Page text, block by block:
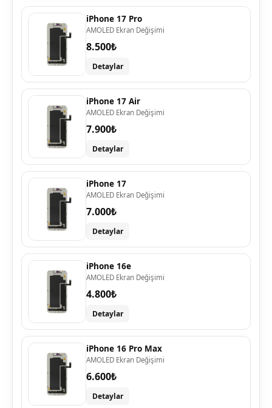
iPhone 17 Pro
AMOLED Ekran Değişimi
8.500₺
Detaylar
iPhone 17 Air
AMOLED Ekran Değişimi
7.900₺
Detaylar
iPhone 17
AMOLED Ekran Değişimi
7.000₺
Detaylar
iPhone 16e
AMOLED Ekran Değişimi
4.800₺
Detaylar
iPhone 16 Pro Max
AMOLED Ekran Değişimi
6.600₺
Detaylar